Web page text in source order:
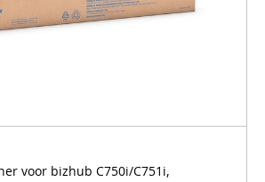
voor bizhub C750i/C751i,